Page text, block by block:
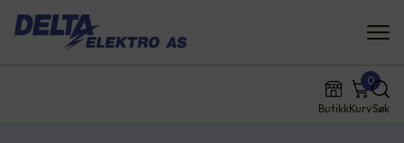
ButikkKurv
0
Søk